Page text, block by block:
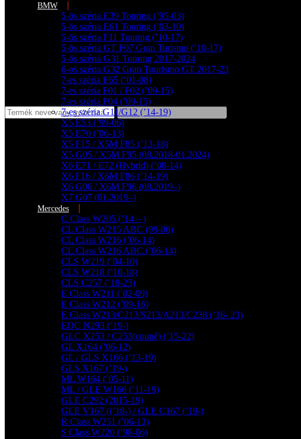
További találatok...
BMW
5-ös széria E39 Touring (’95-03)
5-ös széria E61 Touring (’03-10)
5-ös széria F11 Touring (’10-17)
5-ös széria GT F07 Gran Turismo (’10-17)
5-ös széria G31 Touring 2017-2024
6-os széria G32 Gran Tourismo GT 2017-23
7-es széria E65 (’01-08)
7-es széria F01 / F02 (’09-15)
7-es széria F04 (’09-15)
7-es széria G11/G12 (’14-19)
X5 E53 (’99-06)
X5 E70 (’06-13)
X5 F15 / X5M F85 (’13-18)
X5 G05 / X5M F95 (08.2018-01.2024)
X6 E71 / E72 (Hybrid) (’08-14)
X6 F16 / X6M F86 (’14-19)
X6 G06 / X6M F96 (08.2019–)
X7 G07 (01.2019–)
Mercedes
C Class W205 (’14 – )
CL Class W215 ABC (99-06)
CL Class W216 (’06-14)
CL Class W216 ABC (’06-14)
CLS W219 (’04-10)
CLS W218 (’10-18)
CLS C257 (’18-23)
E Class W211 (’02-09)
E Class W212 (’09-16)
E Class W213/C213/S213/A213/C238 (’16- 23)
EQC N293 (’19-)
GLC X253 / C253(coupé) (’15-22)
GL X164 (’06-12)
GL / GLS X166 (’13-19)
GLS X167 (’19-)
ML W164 (’05-11)
ML / GLE W166 (’11-19)
GLE C292 (2015-19)
GLE V167 ((’18-) / GLE C167 (’19-)
R Class W251 (’06-13)
S Class W220 (’98-06)